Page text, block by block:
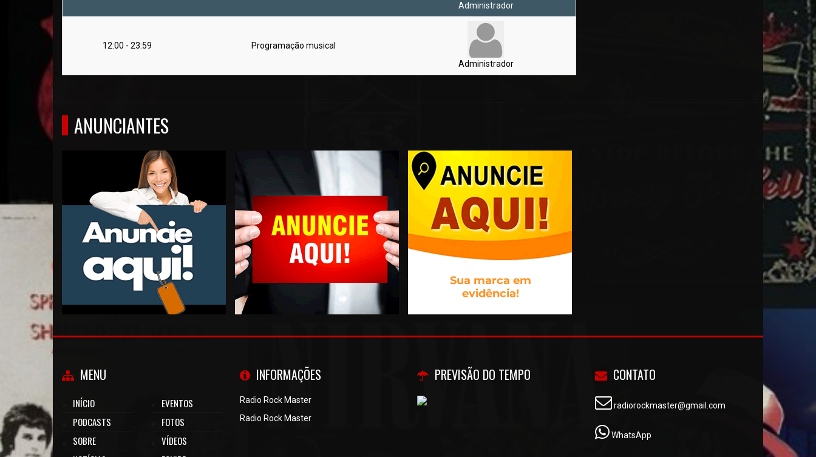
Administrador
12:00 - 23:59
Programação musical
Administrador
ANUNCIANTES
MENU
INÍCIO
PODCASTS
SOBRE
EVENTOS
FOTOS
VÍDEOS
INFORMAÇÕES
Radio Rock Master
Radio Rock Master
PREVISÃO DO TEMPO CONTATO
radiorockmaster@gmail.com
WhatsApp